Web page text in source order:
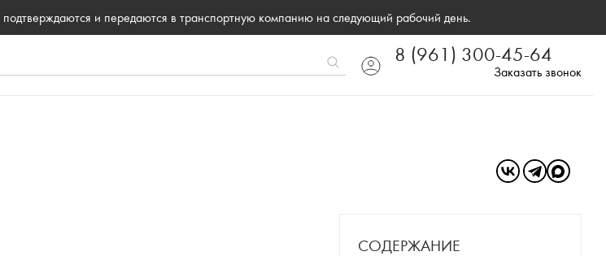
и передаются в транспортную компанию на следующий рабочий день.
8 (961) 300-45-64
Заказать звонок
СОДЕРЖАНИЕ